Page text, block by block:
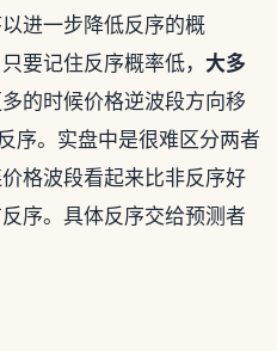
进一步降低反序的概
要记住反序概率低， 大多
的时候价格逆波段方向移
序。实盘中是很难区分两者
格波段看起来比非反序好
序。具体反序交给预测者